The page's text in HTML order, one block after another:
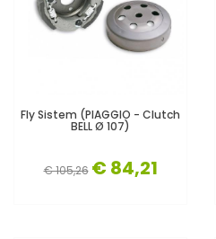
Fly Sistem (PIAGGIO - Clutch
BELL Ø 107)
€ 105,26 € 84,21